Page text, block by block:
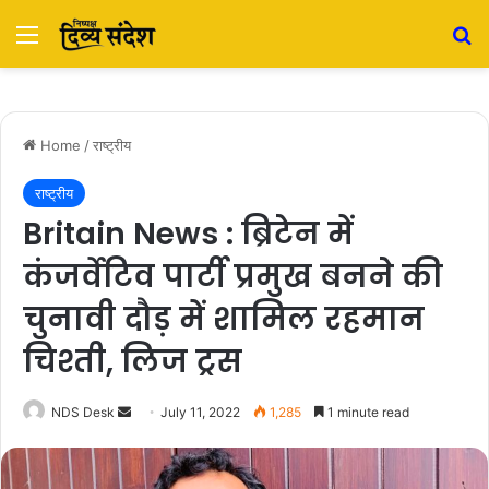
Menu
Home /राष्ट्रीय
राष्ट्रीय
Britain News : ब्रिटेन में
कंजर्वेटिव पार्टी प्रमुख बनने की
चुनावी दौड़ में शामिल रहमान
चिश्ती, लिज ट्रस
NDS Desk July 11, 2022 1,285 1 minute read